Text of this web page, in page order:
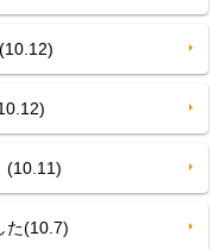
(10.11)
た(10.7)